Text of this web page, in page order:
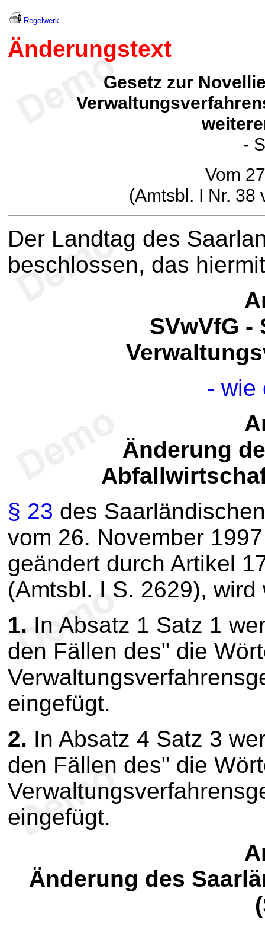
Regelwerk
Änderungstext
Gesetz zur
-
Vom
(Amtsbl. I Nr. 38
Der Landtag des
beschlossen, das
SVwVfG -
- wie
Änderung
§ 23 des
vom 26. November
geändert durch Artikel
(Amtsbl. I S. 2629),
1. In Absatz 1 Satz 1
den Fällen des" die
eingefügt.
2. In Absatz 4 Satz 3
den Fällen des" die
eingefügt.
Änderung des